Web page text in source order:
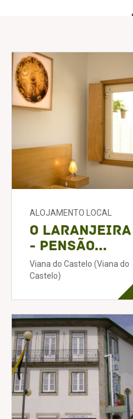
ALOJAMENTO LOCAL
O Laranjeira
- Pensão...
Viana do Castelo (Viana do
Castelo)